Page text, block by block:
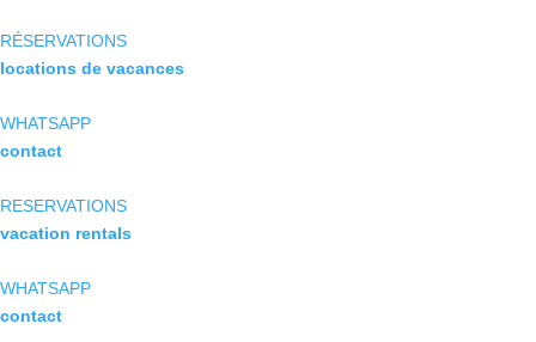
RÉSERVATIONS
locations de vacances
WHATSAPP
contact
RESERVATIONS
vacation rentals
WHATSAPP
contact